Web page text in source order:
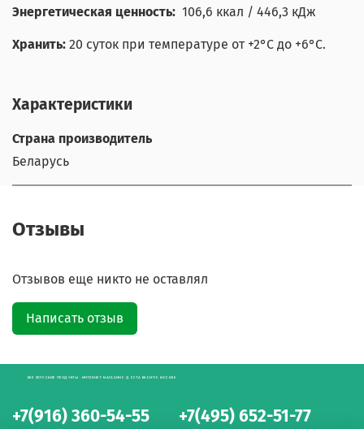
Энергетическая ценность: 106,6 ккал / 446,3 кДж
Хранить: 20 суток при температуре от +2°С до +6°С.
Характеристики
Страна производитель
Беларусь
Отзывы
Отзывов еще никто не оставлял
Написать отзыв
+7(916) 360-54-55 +7(495) 652-51-77
БЕЛОРУССКИЕ ПРОДУКТЫ - ИНТЕРНЕТ-МАГАЗИН С ДОСТАВКОЙ ПО МОСКВЕ